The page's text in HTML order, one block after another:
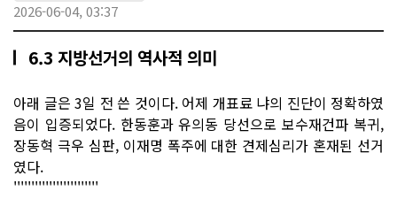
2026-06-04, 03:37
6.3 지방선거의 역사적 의미
아래 글은 3일 전 쓴 것이다. 어제 개표료 냐의 진단이 정확하였
음이 입증되었다. 한동훈과 유의동 당선으로 보수재건파 복귀,
장동혁 극우 심판, 이재명 폭주에 대한 견제심리가 혼재된 선거
였다.
''''''''''''''''''''''''